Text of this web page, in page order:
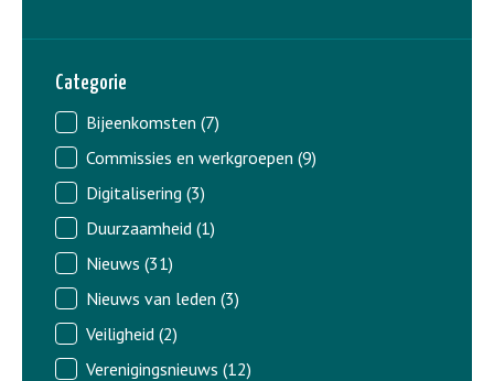
Categorie
Nieuws - categorie
Bijeenkomsten (7)
Commissies en werkgroepen (9)
Digitalisering (3)
Duurzaamheid (1)
Nieuws (31)
Nieuws van leden (3)
Veiligheid (2)
Verenigingsnieuws (12)